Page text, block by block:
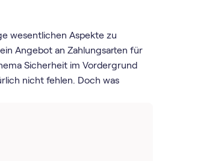
wesentlichen Aspekte zu
Angebot an Zahlungsarten für
Sicherheit im Vordergrund
nicht fehlen. Doch was